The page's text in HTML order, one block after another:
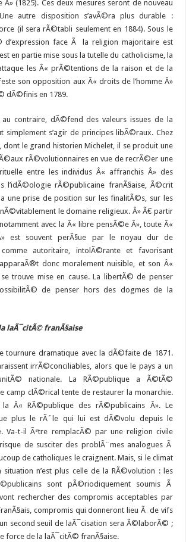
Â» (1825). Ces deux mesures seront de nouveau
autre disposition s’avÃ©ra plus durable :
(il sera rÃ©tabli seulement en 1884). Sous le
d’expression face Ã la religion majoritaire est
en partie mise sous la tutelle du catholicisme, la
les Â« prÃ©tentions de la raison et de la
son opposition aux Â« droits de l’homme Â»
dÃ©finis en 1789.
au contraire, dÃ©fend des valeurs issues de la
simplement s’agir de principes libÃ©raux. Chez
dont le grand historien Michelet, il se produit une
rÃ©volutionnaires en vue de recrÃ©er une
entre les individus Â« affranchis Â» des
l’idÃ©ologie rÃ©publicaine franÃ§aise, Ã©crit
une prise de position sur les finalitÃ©s, sur les
le domaine religieux. Â» Ã€ partir
avec la Â« libre pensÃ©e Â», toute Â«
est souvent perÃ§ue par le noyau dur de
comme autoritaire, intolÃ©rante et favorisant
apparaÃ®t donc moralement nuisible, et son Â«
trouve mise en cause. La libertÃ© de penser
de penser hors des dogmes de la
laÃ¯citÃ© franÃ§aise
tournure dramatique avec la dÃ©faite de 1871.
irrÃ©conciliables, alors que le pays a un
nationale. La RÃ©publique a Ã©tÃ©
camp clÃ©rical tente de restaurer la monarchie.
la Â« RÃ©publique des rÃ©publicains Â». Le
plus le rÃ´le qui lui est dÃ©volu depuis le
Va-t-il Ãªtre remplacÃ© par une religion civile
de susciter des problÃ¨mes analogues Ã
de catholiques le craignent. Mais, si le climat
situation n’est plus celle de la RÃ©volution : les
sont pÃ©riodiquement soumis Ã
rechercher des compromis acceptables par
compromis qui donneront lieu Ã de vifs
second seuil de laÃ¯cisation sera Ã©laborÃ© ;
force de la laÃ¯citÃ© franÃ§aise.